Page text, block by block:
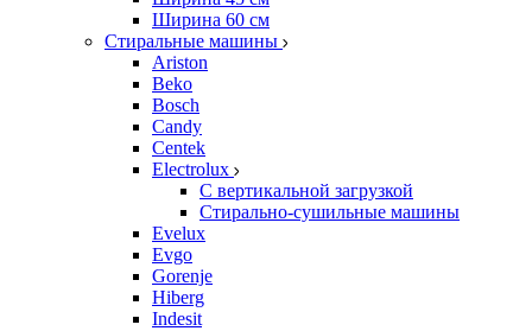
Ширина 60 см
Стиральные машины
Ariston
Beko
Bosch
Candy
Centek
Electrolux
С вертикальной загрузкой
Стирально-сушильные машины
Evelux
Evgo
Gorenje
Hiberg
Indesit